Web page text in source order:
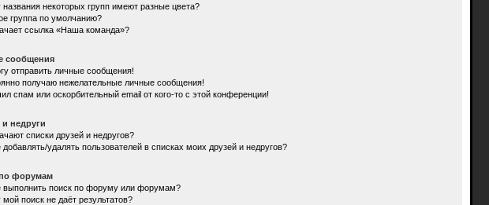
некоторых групп имеют разные цвета?
группа по умолчанию?
ссылка «Наша команда»?
сообщения
отправить личные сообщения!
получаю нежелательные личные сообщения!
спам или оскорбительный email от кого-то с этой конференции!
и недруги
списки друзей и недругов?
добавлять/удалять пользователей в списках моих друзей и недругов?
форумам
выполнить поиск по форуму или форумам?
поиск не даёт результатов?